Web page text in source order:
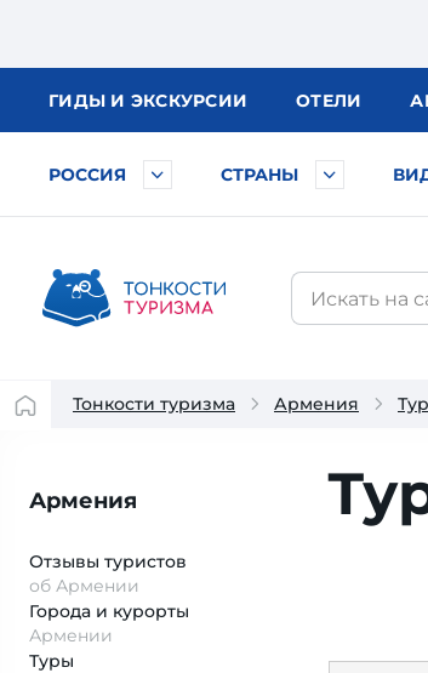
ГИДЫ И ЭКСКУРСИИ ОТЕЛИ
РОССИЯ СТРАНЫ
Тонкости туризма Армения
Армения
Отзывы туристов
об Армении
Города и курорты
Армении
Туры